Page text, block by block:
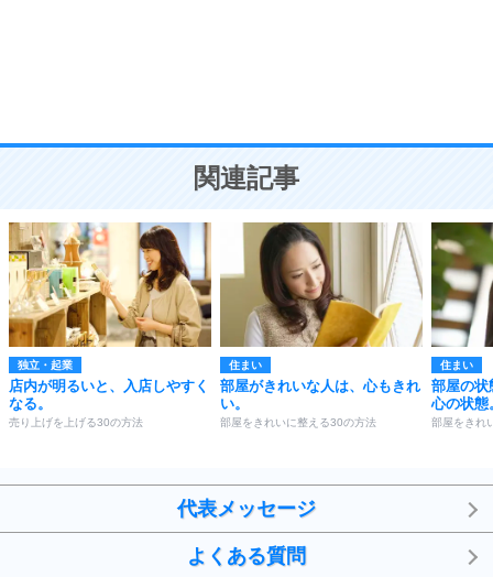
ことが大切。
関連記事
独立・起業
店内が明るいと、入店しやすく
なる。
売り上げを上げる30の方法
住まい
部屋がきれいな人は、心もきれ
い。
部屋をきれいに整える30の方法
住まい
部屋の状
心の状態
部屋をきれ
代表メッセージ
よくある質問